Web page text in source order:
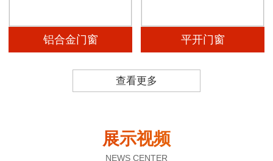
铝合金门窗 平开门窗
查看更多
展示视频
NEWS CENTER